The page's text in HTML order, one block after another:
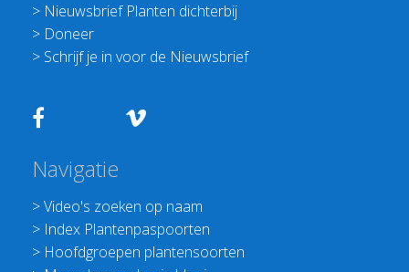
> Nieuwsbrief Planten dichterbij
> Doneer
> Schrijf je in voor de Nieuwsbrief
Navigatie
>Video's zoeken op naam
> Index Plantenpaspoorten
> Hoofdgroepen plantensoorten